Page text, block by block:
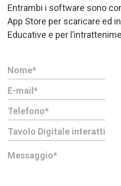
Entrambi i software sono
App Store per scaricare ed
Educative e per